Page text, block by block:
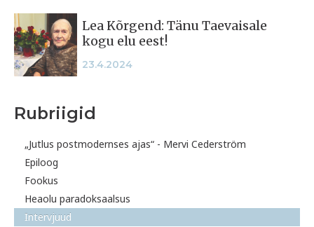
Lea Kõrgend: Tänu Taevaisale
kogu elu eest!
23.4.2024
Rubriigid
„Jutlus postmodernses ajas“ - Mervi Cederström
Epiloog
Fookus
Heaolu paradoksaalsus
Intervjuud